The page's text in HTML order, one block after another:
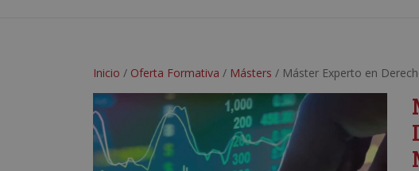
Inicio / Oferta Formativa / Másters / Máster Experto en